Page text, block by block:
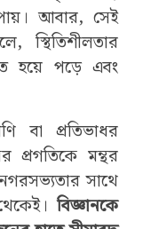
আবার, সেই
স্থিতিশীলতার
হয়ে পড়ে এবং
বা প্রতিভাধর
প্রগতিকে মন্থর
সাথে
বিজ্ঞানকে